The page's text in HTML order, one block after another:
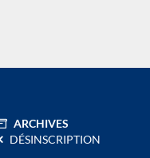
ARCHIVES
DÉSINSCRIPTION